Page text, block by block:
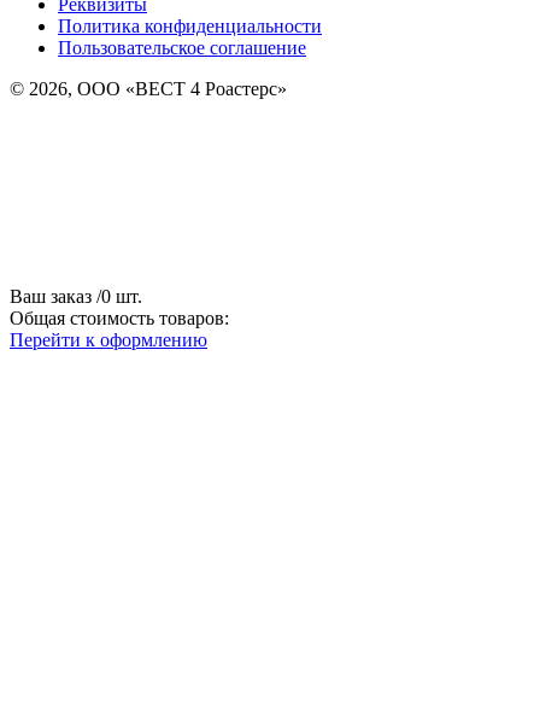
Политика конфиденциальности
Пользовательское соглашение
© 2026, ООО «ВЕСТ 4 Роастерс»
Ваш заказ /0 шт.
Общая стоимость товаров:
Перейти к оформлению